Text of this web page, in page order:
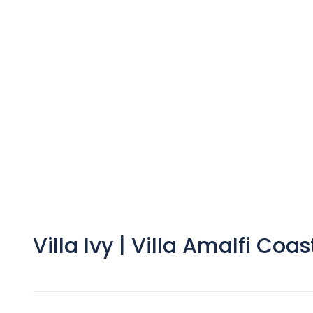
Villa Ivy | Villa Amalfi